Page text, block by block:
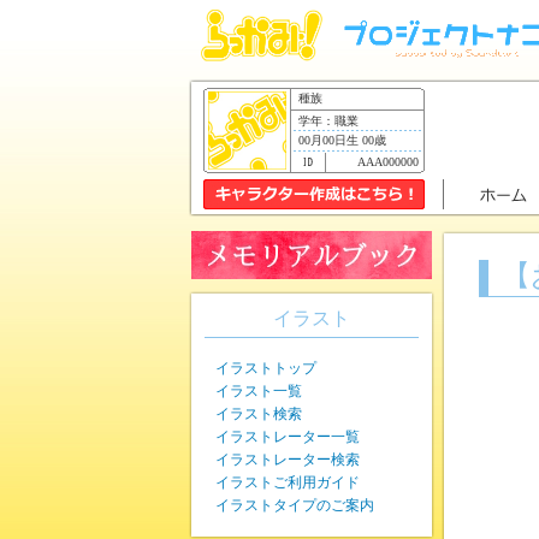
種族
学年：職業
00月00日生 00歳
AAA000000
イラスト
イラストトップ
イラスト一覧
イラスト検索
イラストレーター一覧
イラストレーター検索
イラストご利用ガイド
イラストタイプのご案内